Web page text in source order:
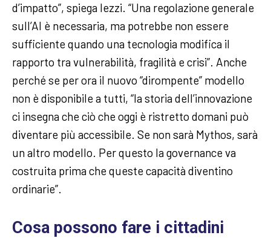
d’impatto”, spiega Iezzi. “Una regolazione generale
sull’AI è necessaria, ma potrebbe non essere
sufficiente quando una tecnologia modifica il
rapporto tra vulnerabilità, fragilità e crisi”. Anche
perché se per ora il nuovo “dirompente” modello
non è disponibile a tutti, “la storia dell’innovazione
ci insegna che ciò che oggi è ristretto domani può
diventare più accessibile. Se non sarà Mythos, sarà
un altro modello. Per questo la governance va
costruita prima che queste capacità diventino
ordinarie”.
Cosa possono fare i cittadini